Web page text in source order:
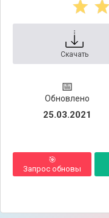
Скачать
📅
Обновлено
25.03.2021
🎯
Запрос обновы